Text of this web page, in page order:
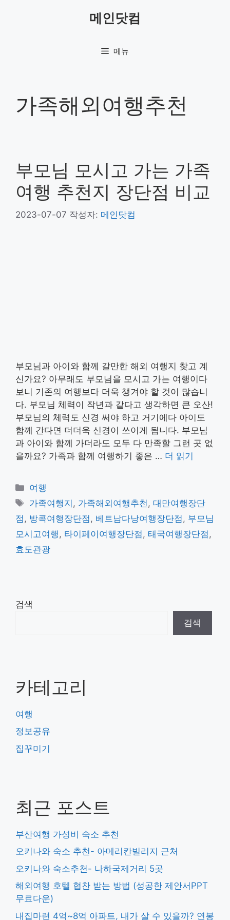
메인닷컴
메뉴
가족해외여행추천
부모님 모시고 가는 가족
여행 추천지 장단점 비교
2023-07-07 작성자: 메인닷컴
부모님과 아이와 함께 갈만한 해외 여행지 찾고 계
신가요? 아무래도 부모님을 모시고 가는 여행이다
보니 기존의 여행보다 더욱 챙겨야 할 것이 많습니
다. 부모님 체력이 작년과 같다고 생각하면 큰 오산!
부모님의 체력도 신경 써야 하고 거기에다 아이도
함께 간다면 더더욱 신경이 쓰이게 됩니다. 부모님
과 아이와 함께 가더라도 모두 다 만족할 그런 곳 없
을까요? 가족과 함께 여행하기 좋은 … 더 읽기
카
테
고
리
여행
태
그
가족여행지 , 가족해외여행추천 ,대만여행장단
점 , 방콕여행장단점 , 베트남다낭여행장단점 , 부모님
모시고여행 , 타이페이여행장단점 , 태국여행장단점 ,
효도관광
검색
검색
카테고리
여행
정보공유
집꾸미기
최근 포스트
부산여행 가성비 숙소 추천
오키나와 숙소 추천- 아메리칸빌리지 근처
오키나와 숙소추천- 나하국제거리 5곳
해외여행 호텔 협찬 받는 방법 (성공한 제안서PPT
무료다운)
내집마련 4억~8억 아파트, 내가 살 수 있을까? 연봉